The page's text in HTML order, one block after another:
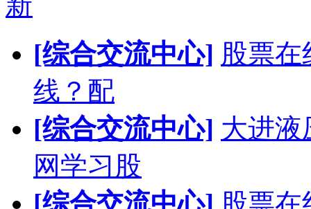
[综合交流中心] 股票在
线？配
[综合交流中心] 大进液
网学习股
[综合交流中心] 股票